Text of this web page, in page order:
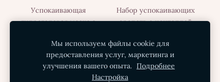
Успокаивающая
гидрогелевая маска с
Refreshing Sea Kelp Real
Deep Mask
€8.50 €4.80
Набор успокаивающих
средств с центеллой
Starter Kit
Распродано
Мы используем файлы cookie для
предоставления услуг, маркетинга и
улучшения вашего опыта.
Подробнее
Настройка